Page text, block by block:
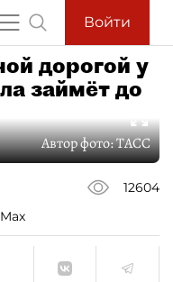
Войти
дорогой у
займёт до
Автор фото:ТАСС
12604